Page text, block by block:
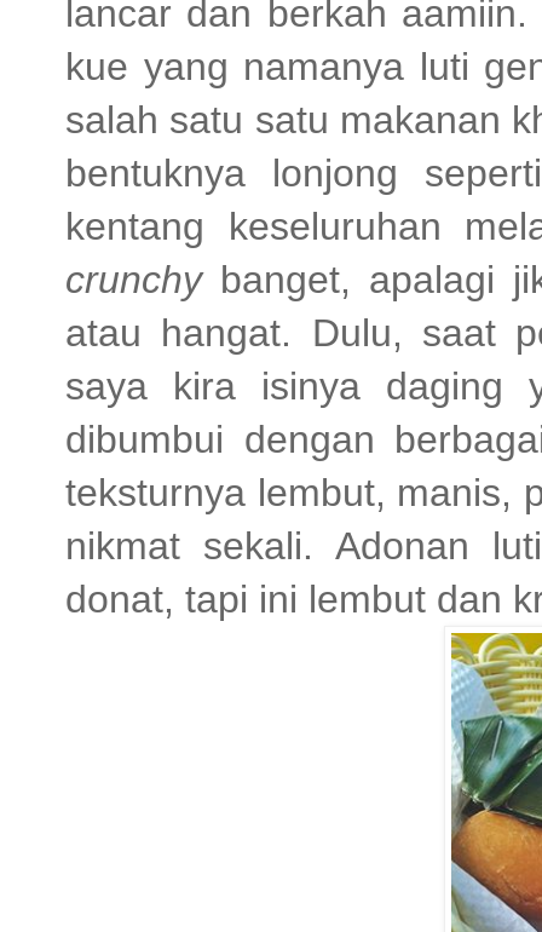
lancar dan berkah
kue yang namanya luti
salah satu satu makanan
bentuknya lonjong
kentang keseluruhan
crunchybanget, apalagi
atau hangat. Dulu, saat
saya kira isinya daging
dibumbui dengan
teksturnya lembut, manis,
nikmat sekali. Adonan
donat, tapi ini lembut dan